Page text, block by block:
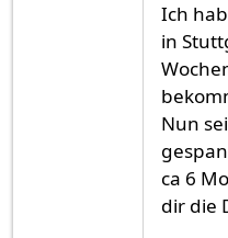
Ich
in
Nun
ca 6
dir die